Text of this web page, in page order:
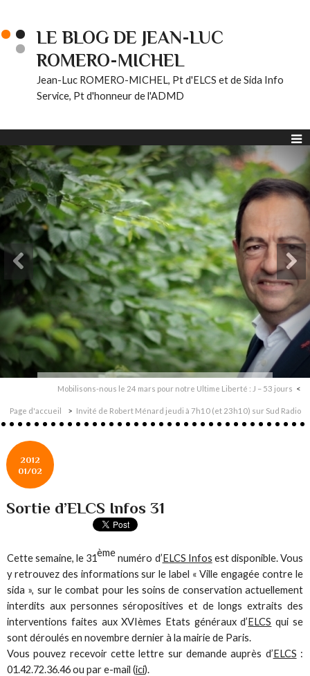
LE BLOG DE JEAN-LUC
ROMERO-MICHEL
Jean-Luc ROMERO-MICHEL, Pt d'ELCS et de Sida Info
Service, Pt d'honneur de l'ADMD
Mobilisons-nous le 24 mars pour notre Ultime Liberté : J – 53 jours
Page d'accueil Invité de Robert Ménard jeudi à 7h10 (et 23h10) sur Sud Radio
2012
01/02
Sortie d’ELCS Infos 31
Cette semaine, le 31èmenuméro d’ELCS Infos est disponible. Vous
y retrouvez des informations sur le label « Ville engagée contre le
sida », sur le combat pour les soins de conservation actuellement
interdits aux personnes séropositives et de longs extraits des
interventions faites aux XVIèmes Etats généraux d’ELCS qui se
sont déroulés en novembre dernier à la mairie de Paris.
Vous pouvez recevoir cette lettre sur demande auprès d’ELCS :
01.42.72.36.46 ou par e-mail (ici).